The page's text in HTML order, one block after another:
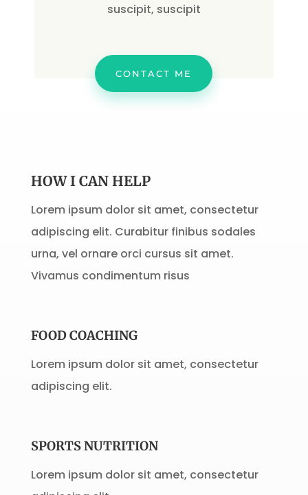
suscipit, suscipit
CONTACT ME
HOW I CAN HELP
Lorem ipsum dolor sit amet, consectetur
adipiscing elit. Curabitur finibus sodales
urna, vel ornare orci cursus sit amet.
Vivamus condimentum risus
FOOD COACHING
Lorem ipsum dolor sit amet, consectetur
adipiscing elit.
SPORTS NUTRITION
Lorem ipsum dolor sit amet, consectetur